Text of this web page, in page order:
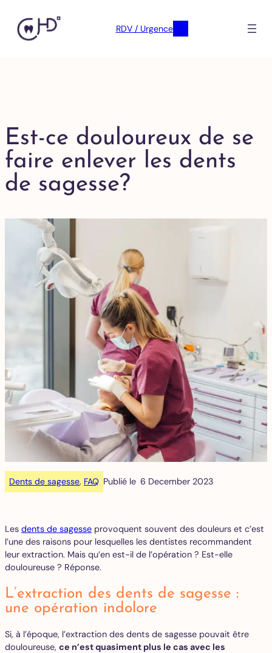
RDV / Urgence
Est-ce douloureux de se
faire enlever les dents
de sagesse?
Dents de sagesse, FAQ Publié le 6 December 2023
Les dents de sagesse provoquent souvent des douleurs et c’est
l’une des raisons pour lesquelles les dentistes recommandent
leur extraction. Mais qu’en est-il de l’opération ? Est-elle
douloureuse ? Réponse.
L’extraction des dents de sagesse :
une opération indolore
Si, à l’époque, l’extraction des dents de sagesse pouvait être
douloureuse, ce n’est quasiment plus le cas avec les